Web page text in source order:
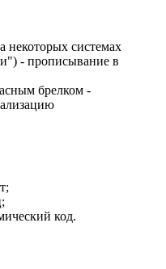
некоторых системах
- прописывание в
брелком -
код.